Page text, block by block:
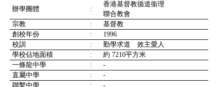
辦學團體 :
香港基督教循道衞理
聯合教會
宗教
:
基督教
創校年份
:
1996
校訓
:
勤學求道 效主愛人
學校佔地面積
:
約 7210平方米
一條龍中學
:
-
直屬中學
:
-
聯繫中學
:
-